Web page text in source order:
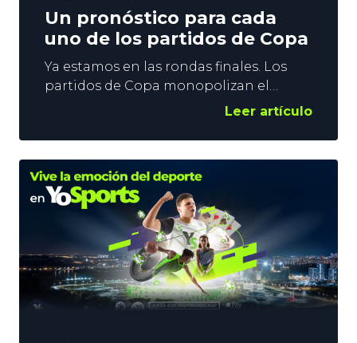
Un pronóstico para cada
uno de los partidos de Copa
Ya estamos en las rondas finales. Los
partidos de Copa monopolizan el
interés futbolístico en España. Los
martes y el jueves, y en YoSports vamos
a daros un pronóstico para que
intentéis sacar el mejor partido de cada
uno de los 4 duelos del Torneo del KO.
Vamos
Leer artículo